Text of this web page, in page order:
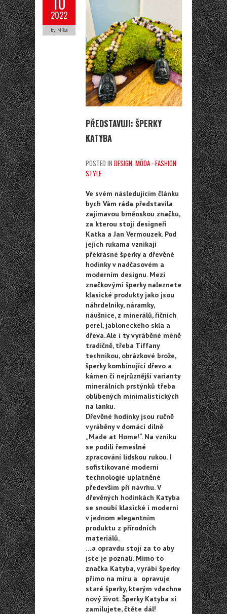
2022
by Míša
PŘEDSTAVUJI: ŠPERKY
KATYBA
POSTED IN DESIGN MÓDA - FASHION
STYLE
Ve svém následujícím článku
bych Vám ráda představila
zajímavou brněnskou značku,
za kterou stojí designeři
Katka a Jan Vermouzek. Pod
jejich rukama vznikají
překrásné šperky a dřevěné
hodinky v nadčasovém a
moderním designu. Mezi
značkovými šperky naleznete
klasické produkty jako jsou
náhrdelníky, náramky,
náušnice, z minerálů, říčních
perel, jabloneckého skla a
dřeva. Ale i ty vyráběné méně
tradičně, třeba Tiffany
technikou, obrázkové brože,
šperky kombinující dřevo a
kámen či nejrůznější varianty
minerálních prstýnků třeba
oblíbených minimalistických
na lanku.
Dřevěné hodinky jsou ručně
vyráběny v domácí dílně
„Made at Home!“. Na vzniku
se podílí řemeslné
zpracování lidskou rukou. I
sofistikované moderní
technologie uplatněné
především při návrhu. V
dřevěných hodinkách Katyba
se snoubí klasické i moderní
v jednom elegantním
produktu z přírodních
materiálů.
…a opravdu stojí za to aby
jste je poznali. Mimo to
značka Katyba, vyrábí šperky
přímo na míru a opravuje
staré šperky, kterým vdechne
nový život. Šperky Katyba si
zamilujete, čtěte dál!